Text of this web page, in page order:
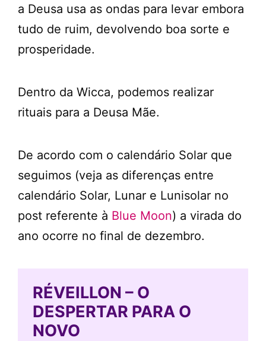
a Deusa usa as ondas para levar embora
tudo de ruim, devolvendo boa sorte e
prosperidade.
Dentro da Wicca, podemos realizar
rituais para a Deusa Mãe.
De acordo com o calendário Solar que
seguimos (veja as diferenças entre
calendário Solar, Lunar e Lunisolar no
post referente à Blue Moon) a virada do
ano ocorre no final de dezembro.
RÉVEILLON – O
DESPERTAR PARA O
NOVO